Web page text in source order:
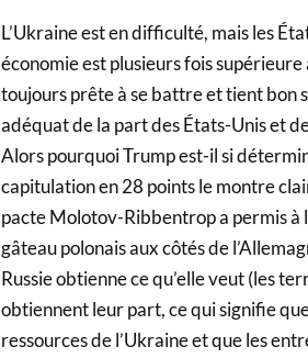
L’Ukraine est en difficulté, mais les
économie est plusieurs fois supérieure
toujours prête à se battre et tient bon
adéquat de la part des États-Unis et
Alors pourquoi Trump est-il si
capitulation en 28 points le montre
pacte Molotov-Ribbentrop a permis à
gâteau polonais aux côtés de
Russie obtienne ce qu’elle veut (les
obtiennent leur part, ce qui signifie
ressources de l’Ukraine et que les